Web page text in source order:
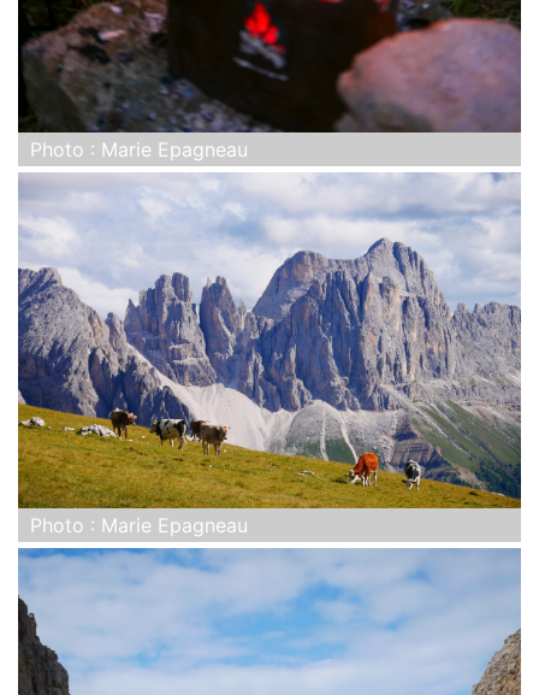
Photo : Marie Epagneau
Photo : Marie Epagneau